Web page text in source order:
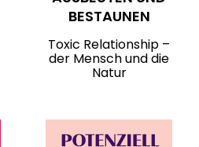
BESTAUNEN
Toxic Relationship –
der Mensch und die
Natur